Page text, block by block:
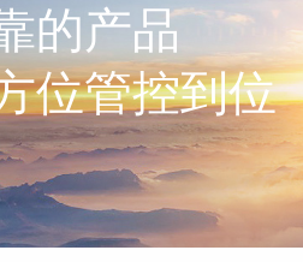
的产品
位管控到位